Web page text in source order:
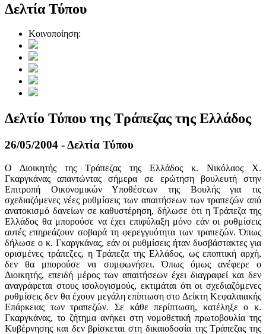
Δελτία Τύπου
Κοινοποίηση:
Δελτίο Τύπου της Τράπεζας της Ελλάδος
26/05/2004 - Δελτία Τύπου
Ο Διοικητής της Τράπεζας της Ελλάδος κ. Νικόλαος Χ.
Γκαργκάνας απαντώντας σήμερα σε ερώτηση βουλευτή στην
Επιτροπή Οικονομικών Υποθέσεων της Βουλής για τις
σχεδιαζόμενες νέες ρυθμίσεις των απαιτήσεων των τραπεζών από
ανατοκισμό δανείων σε καθυστέρηση, δήλωσε ότι η Τράπεζα της
Ελλάδος θα μπορούσε να έχει επιφύλαξη μόνο εάν οι ρυθμίσεις
αυτές επηρεάζουν σοβαρά τη φερεγγυότητα των τραπεζών. Όπως
δήλωσε ο κ. Γκαργκάνας, εάν οι ρυθμίσεις ήταν δυσβάστακτες για
ορισμένες τράπεζες, η Τράπεζα της Ελλάδος, ως εποπτική αρχή,
δεν θα μπορούσε να συμφωνήσει. Όπως όμως ανέφερε ο
Διοικητής, επειδή μέρος των απαιτήσεων έχει διαγραφεί και δεν
αναγράφεται στους ισολογισμούς, εκτιμάται ότι οι σχεδιαζόμενες
ρυθμίσεις δεν θα έχουν μεγάλη επίπτωση στο Δείκτη Κεφαλαιακής
Επάρκειας των τραπεζών. Σε κάθε περίπτωση, κατέληξε ο κ.
Γκαργκάνας, το ζήτημα ανήκει στη νομοθετική πρωτοβουλία της
Κυβέρνησης και δεν βρίσκεται στη δικαιοδοσία της Τράπεζας της